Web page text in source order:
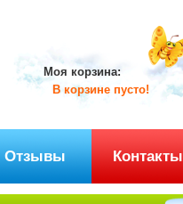
Моя корзина:
В корзине пусто!
Отзывы Контакты